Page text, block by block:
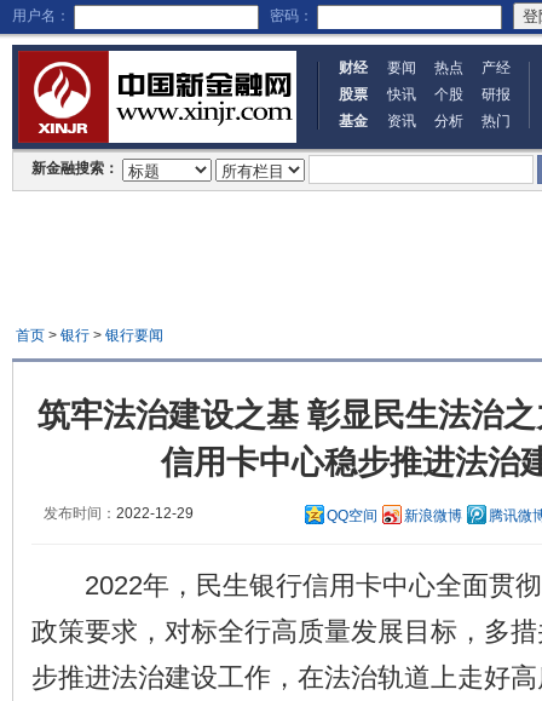
用户名： 密码：
财经 要闻 热点
产经
股票
快讯 个股
研报
基金
资讯 分析 热门
新金融搜索：
首页> 银行> 银行要闻
筑牢法治建设之基 彰显民生法治
信用卡中心稳步推进法治
发布时间： 2022-12-29 QQ空间 新浪微博 腾讯微
2022年，民生银行信用卡中心全面贯彻
政策要求，对标全行高质量发展目标，多
步推进法治建设工作，在法治轨道上走好